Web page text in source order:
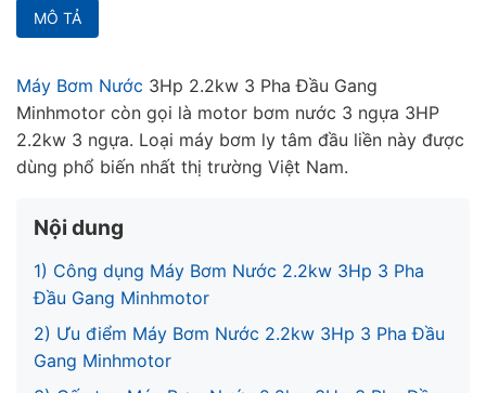
MÔ TẢ
Máy Bơm Nước 3Hp 2.2kw 3 Pha Đầu Gang
Minhmotor còn gọi là motor bơm nước 3 ngựa 3HP
2.2kw 3 ngựa. Loại máy bơm ly tâm đầu liền này được
dùng phổ biến nhất thị trường Việt Nam.
Nội dung
1) Công dụng Máy Bơm Nước 2.2kw 3Hp 3 Pha
Đầu Gang Minhmotor
2) Ưu điểm Máy Bơm Nước 2.2kw 3Hp 3 Pha Đầu
Gang Minhmotor